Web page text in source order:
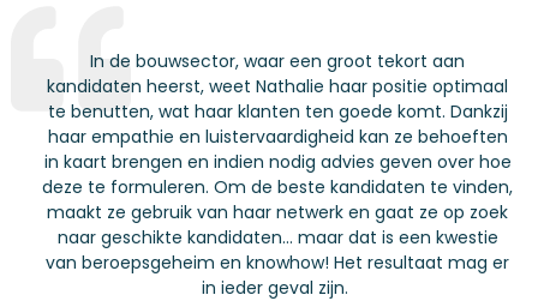
In de bouwsector, waar een groot tekort aan
kandidaten heerst, weet Nathalie haar positie optimaal
te benutten, wat haar klanten ten goede komt. Dankzij
haar empathie en luistervaardigheid kan ze behoeften
in kaart brengen en indien nodig advies geven over hoe
deze te formuleren. Om de beste kandidaten te vinden,
maakt ze gebruik van haar netwerk en gaat ze op zoek
naar geschikte kandidaten... maar dat is een kwestie
van beroepsgeheim en knowhow! Het resultaat mag er
in ieder geval zijn.